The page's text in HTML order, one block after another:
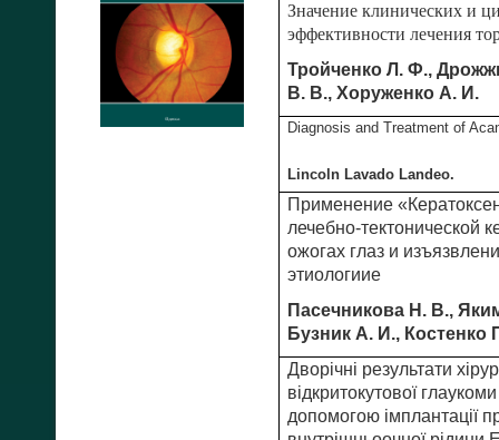
Значение клинических и
эффективности лечения
Тройченко Л. Ф.,
В. В., Хоруженко А. И.
Diagnosis and Treatment of
Lincoln Lavado Landeo.
Применение
лечебно-тектонической
ожогах глаз и
этиологииe
Пасечникова Н. В.,
Бузник А. И., Костенко
Дворічні результати
відкритокутової
допомогою імплантації